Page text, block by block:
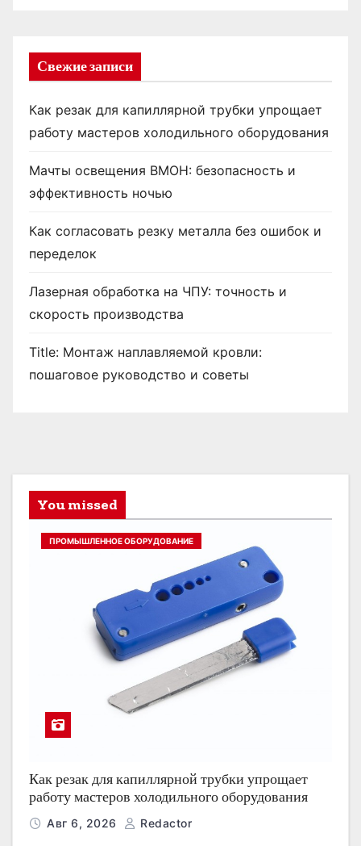
Свежие записи
Как резак для капиллярной трубки упрощает
работу мастеров холодильного оборудования
Мачты освещения ВМОН: безопасность и
эффективность ночью
Как согласовать резку металла без ошибок и
переделок
Лазерная обработка на ЧПУ: точность и
скорость производства
Title: Монтаж наплавляемой кровли:
пошаговое руководство и советы
You missed
ПРОМЫШЛЕННОЕ ОБОРУДОВАНИЕ
Как резак для капиллярной трубки упрощает
работу мастеров холодильного оборудования
Авг 6, 2026 Redactor